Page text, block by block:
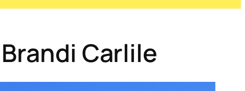
Carlile